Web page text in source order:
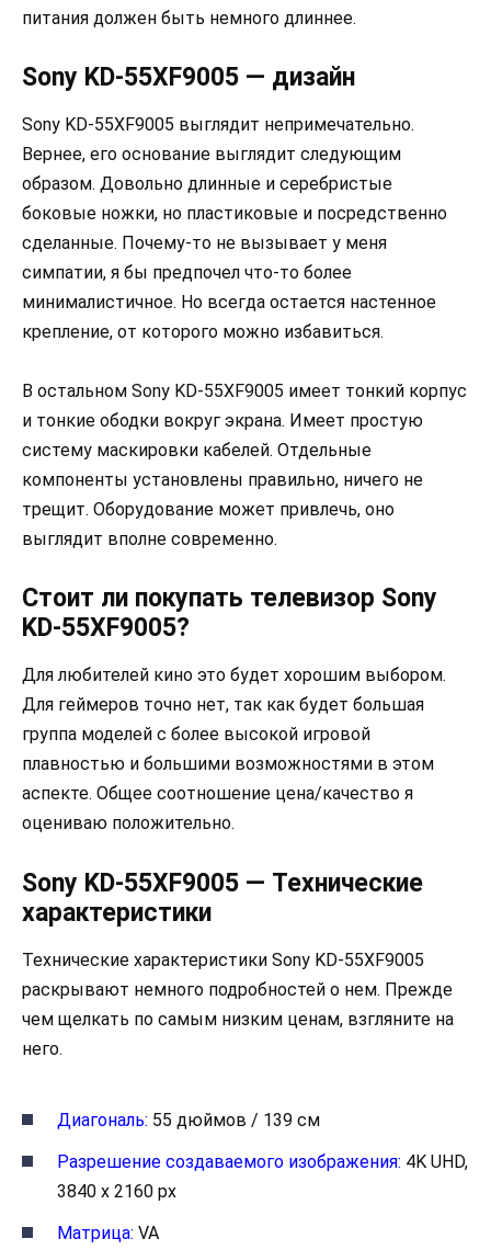
питания должен быть немного длиннее.
Sony KD-55XF9005 — дизайн
Sony KD-55XF9005 выглядит непримечательно.
Вернее, его основание выглядит следующим
образом. Довольно длинные и серебристые
боковые ножки, но пластиковые и посредственно
сделанные. Почему-то не вызывает у меня
симпатии, я бы предпочел что-то более
минималистичное. Но всегда остается настенное
крепление, от которого можно избавиться.
В остальном Sony KD-55XF9005 имеет тонкий корпус
и тонкие ободки вокруг экрана. Имеет простую
систему маскировки кабелей. Отдельные
компоненты установлены правильно, ничего не
трещит. Оборудование может привлечь, оно
выглядит вполне современно.
Стоит ли покупать телевизор Sony
KD-55XF9005?
Для любителей кино это будет хорошим выбором.
Для геймеров точно нет, так как будет большая
группа моделей с более высокой игровой
плавностью и большими возможностями в этом
аспекте. Общее соотношение цена/качество я
оцениваю положительно.
Sony KD-55XF9005 — Технические
характеристики
Технические характеристики Sony KD-55XF9005
раскрывают немного подробностей о нем. Прежде
чем щелкать по самым низким ценам, взгляните на
него.
Диагональ: 55 дюймов / 139 см
Разрешение создаваемого изображения: 4K UHD,
3840 x 2160 px
Матрица: VA